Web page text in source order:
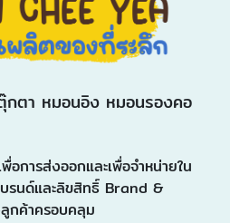
ตา หมอนอิง หมอนรองคอ
การส่งออกและเพื่อจำหน่ายใน
รนด์และลิขสิทธิ์ Brand &
กค้าครอบคลุม